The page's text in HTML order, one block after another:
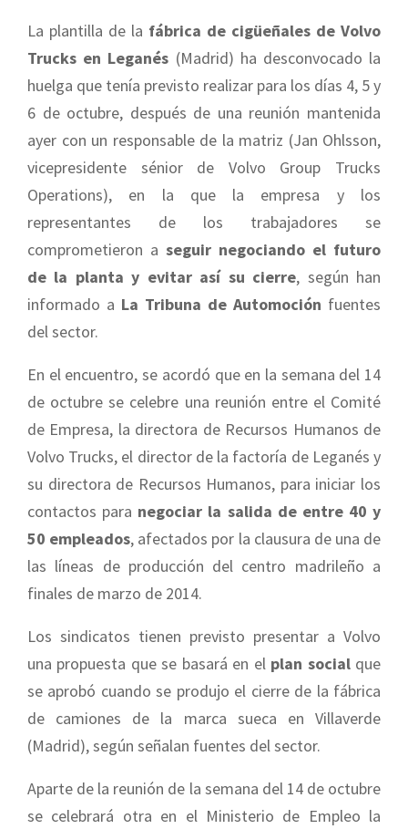
La plantilla de la fábrica de cigüeñales de Volvo
Trucks en Leganés (Madrid) ha desconvocado la
huelga que tenía previsto realizar para los días 4, 5 y
6 de octubre, después de una reunión mantenida
ayer con un responsable de la matriz (Jan Ohlsson,
vicepresidente sénior de Volvo Group Trucks
Operations), en la que la empresa y los
representantes de los trabajadores se
comprometieron a seguir negociando el futuro
de la planta y evitar así su cierre, según han
informado a La Tribuna de Automoción fuentes
del sector.
En el encuentro, se acordó que en la semana del 14
de octubre se celebre una reunión entre el Comité
de Empresa, la directora de Recursos Humanos de
Volvo Trucks, el director de la factoría de Leganés y
su directora de Recursos Humanos, para iniciar los
contactos para negociar la salida de entre 40 y
50 empleados, afectados por la clausura de una de
las líneas de producción del centro madrileño a
finales de marzo de 2014.
Los sindicatos tienen previsto presentar a Volvo
una propuesta que se basará en el plan socialque
se aprobó cuando se produjo el cierre de la fábrica
de camiones de la marca sueca en Villaverde
(Madrid), según señalan fuentes del sector.
Aparte de la reunión de la semana del 14 de octubre
se celebrará otra en el Ministerio de Empleo la